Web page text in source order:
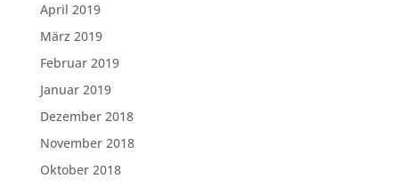
April 2019
März 2019
Februar 2019
Januar 2019
Dezember 2018
November 2018
Oktober 2018